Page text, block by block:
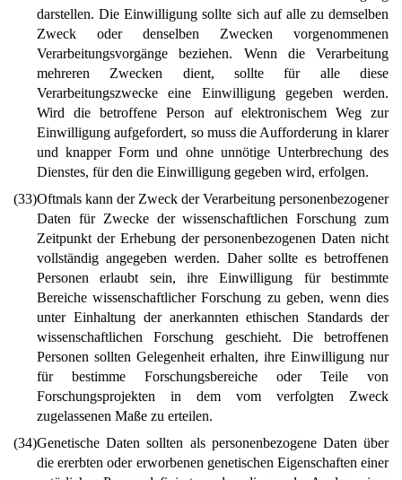
darstellen. Die Einwilligung sollte sich auf alle zu demselben
Zweck oder denselben Zwecken vorgenommenen
Verarbeitungsvorgänge beziehen. Wenn die Verarbeitung
mehreren Zwecken dient, sollte für alle diese
Verarbeitungszwecke eine Einwilligung gegeben werden.
Wird die betroffene Person auf elektronischem Weg zur
Einwilligung aufgefordert, so muss die Aufforderung in klarer
und knapper Form und ohne unnötige Unterbrechung des
Dienstes, für den die Einwilligung gegeben wird, erfolgen.
(33)Oftmals kann der Zweck der Verarbeitung personenbezogener
Daten für Zwecke der wissenschaftlichen Forschung zum
Zeitpunkt der Erhebung der personenbezogenen Daten nicht
vollständig angegeben werden. Daher sollte es betroffenen
Personen erlaubt sein, ihre Einwilligung für bestimmte
Bereiche wissenschaftlicher Forschung zu geben, wenn dies
unter Einhaltung der anerkannten ethischen Standards der
wissenschaftlichen Forschung geschieht. Die betroffenen
Personen sollten Gelegenheit erhalten, ihre Einwilligung nur
für bestimme Forschungsbereiche oder Teile von
Forschungsprojekten in dem vom verfolgten Zweck
zugelassenen Maße zu erteilen.
(34)Genetische Daten sollten als personenbezogene Daten über
die ererbten oder erworbenen genetischen Eigenschaften einer